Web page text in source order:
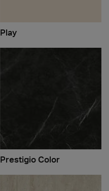
Play
Prestigio Color